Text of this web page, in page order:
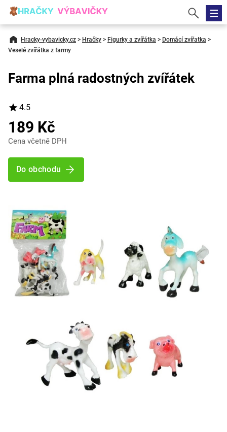
Hracky-vybavicky.cz > Hračky > Figurky a zvířátka > Domácí zvířatka >
Veselé zvířátka z farmy
Farma plná radostných zvířátek
4.5
189 Kč
Cena včetně DPH
Do obchodu